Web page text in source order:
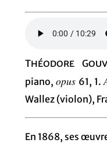
Théodore
piano,opus 61, 1.
Wallez (violon),
En 1868, ses